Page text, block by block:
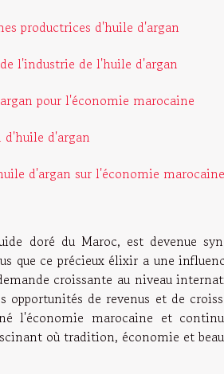
productrices d'huile d'argan
l'industrie de l'huile d'argan
pour l'économie marocaine
d'huile d'argan
d'argan sur l'économie marocaine
doré du Maroc, est devenue
que ce précieux élixir a une
croissante au niveau
opportunités de revenus et de
l'économie marocaine et
où tradition, économie et